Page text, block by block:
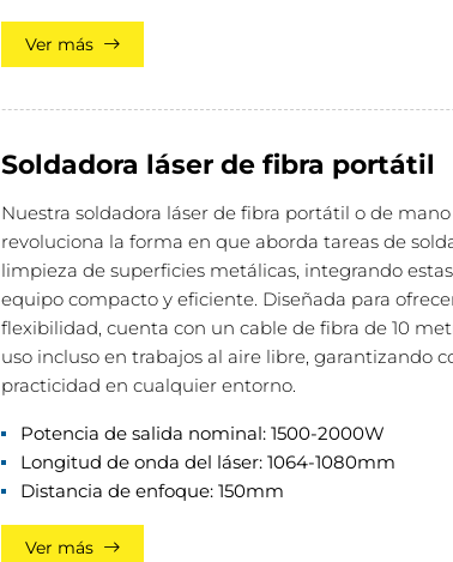
Ver más
Soldadora láser de fibra portátil
Nuestra soldadora láser de fibra portátil o de mano
revoluciona la forma en que aborda tareas de
limpieza de superficies metálicas, integrando
equipo compacto y eficiente. Diseñada para
flexibilidad, cuenta con un cable de fibra de 10
uso incluso en trabajos al aire libre, garantizando
practicidad en cualquier entorno.
Potencia de salida nominal: 1500-2000W
Longitud de onda del láser: 1064-1080mm
Distancia de enfoque: 150mm
Ver más